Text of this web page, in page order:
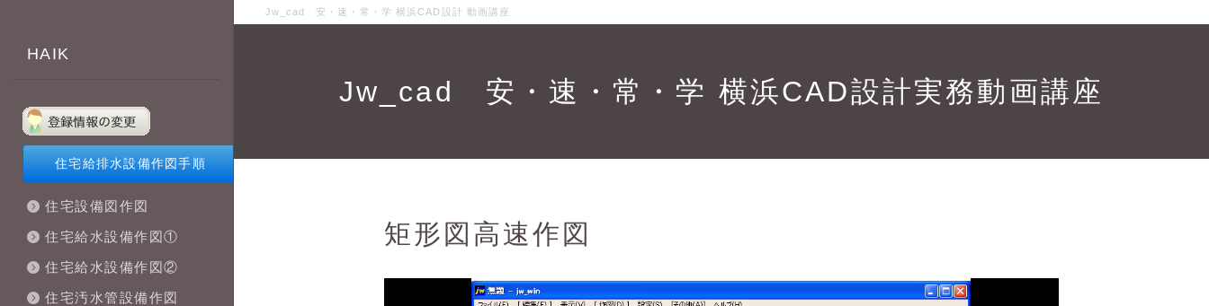
Jw_cad 安・速・常・学 横浜CAD設計 動画講座
Jw_cad 安・速・常・学 横浜CAD設計実務動画講座
矩形図高速作図
HAIK
住宅給排水設備作図手順
住宅設備図作図
住宅給水設備作図①
住宅給水設備作図②
住宅汚水管設備作図